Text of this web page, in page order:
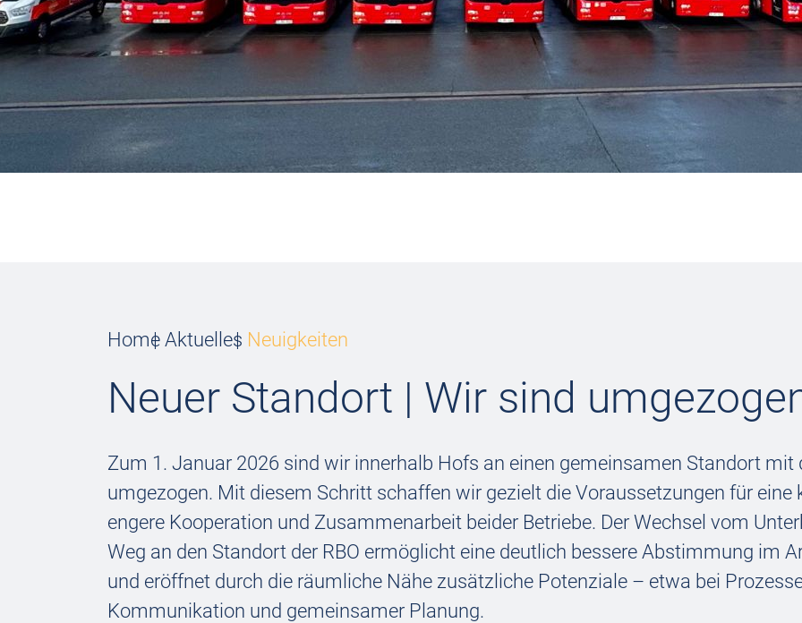
Home Aktuelles Neuigkeiten
Neuer Standort | Wir sind
Zum 1. Januar 2026 sind wir innerhalb Hofs an einen gemeinsamen Standort mit
umgezogen. Mit diesem Schritt schaffen wir gezielt die Voraussetzungen für eine
engere Kooperation und Zusammenarbeit beider Betriebe. Der Wechsel vom
Weg an den Standort der RBO ermöglicht eine deutlich bessere Abstimmung im
und eröffnet durch die räumliche Nähe zusätzliche Potenziale – etwa bei
Kommunikation und gemeinsamer Planung.